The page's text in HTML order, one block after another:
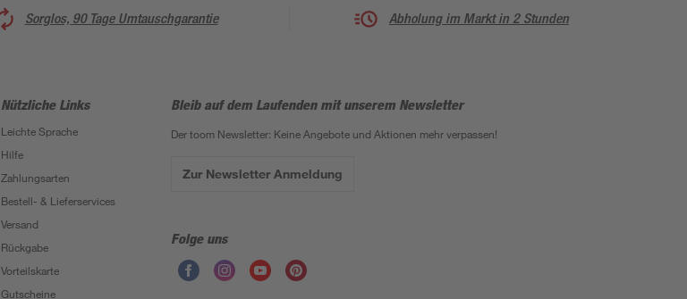
Sorglos, 90 Tage Umtauschgarantie Abholung im Markt in 2 Stunden
Nützliche Links
Leichte Sprache
Hilfe
Zahlungsarten
Bestell- & Lieferservices
Versand
Rückgabe
Vorteilskarte
Gutscheine
Bleib auf dem Laufenden mit unserem Newsletter
Der toom Newsletter: Keine Angebote und Aktionen mehr verpassen!
Zur Newsletter Anmeldung
Folge uns